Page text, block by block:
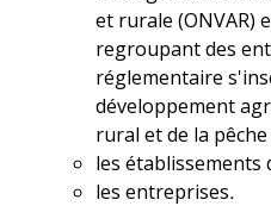
et rurale (ONVAR)
regroupant des
réglementaire
développement
rural et de la
les établissements
les entreprises.